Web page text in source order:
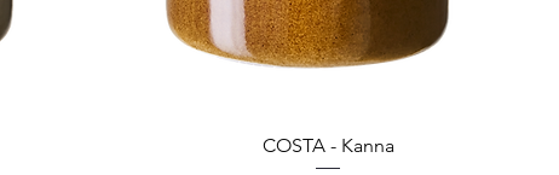
COSTA - Kanna